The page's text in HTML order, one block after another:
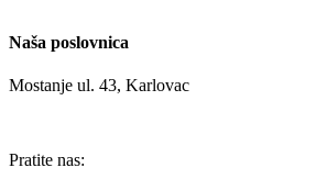
Naša poslovnica
Mostanje ul. 43, Karlovac
Pratite nas: